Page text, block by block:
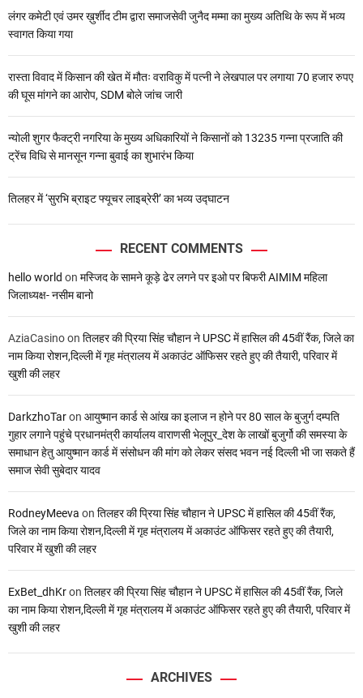
लंगर कमेटी एवं उमर ख़ुर्शीद टीम द्वारा समाजसेवी जुनैद मम्मा का मुख्य अतिथि के रूप में भव्य
स्वागत किया गया
रास्ता विवाद में किसान की खेत में मौतः वराविकु में पत्नी ने लेखपाल पर लगाया 70 हजार रुपए
की घूस मांगने का आरोप, SDM बोले जांच जारी
न्योली शुगर फैक्ट्री नगरिया के मुख्य अधिकारियों ने किसानों को 13235 गन्ना प्रजाति की
ट्रेंच विधि से मानसून गन्ना बुवाई का शुभारंभ किया
तिलहर में ‘सुरभि ब्राइट फ्यूचर लाइब्रेरी’ का भव्य उद्घाटन
RECENT COMMENTS
hello world on मस्जिद के सामने कूड़े ढेर लगने पर इओ पर बिफरी AIMIM महिला
जिलाध्यक्ष- नसीम बानो
AziaCasinoon तिलहर की प्रिया सिंह चौहान ने UPSC में हासिल की 45वीं रैंक, जिले का
नाम किया रोशन,दिल्ली में गृह मंत्रालय में अकाउंट ऑफिसर रहते हुए की तैयारी, परिवार में
खुशी की लहर
DarkzhoTaron आयुष्मान कार्ड से आंख का इलाज न होने पर 80 साल के बुजुर्ग दम्पति
गुहार लगाने पहुंचे प्रधानमंत्री कार्यालय वाराणसी भेलूपुर_देश के लाखों बुजुर्गो की समस्या के
समाधान हेतु आयुष्मान कार्ड में संसोधन की मांग को लेकर संसद भवन नई दिल्ली भी जा सकते हैं
समाज सेवी सुबेदार यादव
RodneyMeeva on तिलहर की प्रिया सिंह चौहान ने UPSC में हासिल की 45वीं रैंक,
जिले का नाम किया रोशन,दिल्ली में गृह मंत्रालय में अकाउंट ऑफिसर रहते हुए की तैयारी,
परिवार में खुशी की लहर
ExBet_dhKron तिलहर की प्रिया सिंह चौहान ने UPSC में हासिल की 45वीं रैंक, जिले
का नाम किया रोशन,दिल्ली में गृह मंत्रालय में अकाउंट ऑफिसर रहते हुए की तैयारी, परिवार में
खुशी की लहर
ARCHIVES